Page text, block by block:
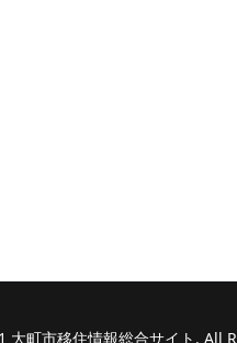
町市移住情報総合サイト. All